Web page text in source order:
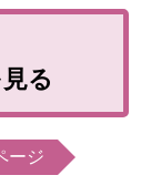
る
ージ